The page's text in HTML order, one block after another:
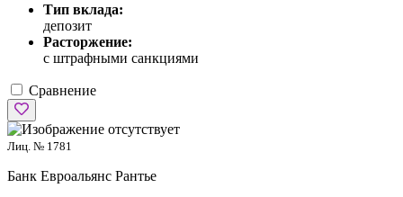
Тип вклада:
депозит
Расторжение:
с штрафными санкциями
Сравнение
Лиц. № 1781
Банк Евроальянс Рантье